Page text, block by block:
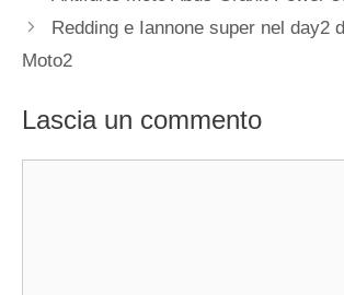
Redding e Iannone super nel day2
Moto2
Lascia un commento